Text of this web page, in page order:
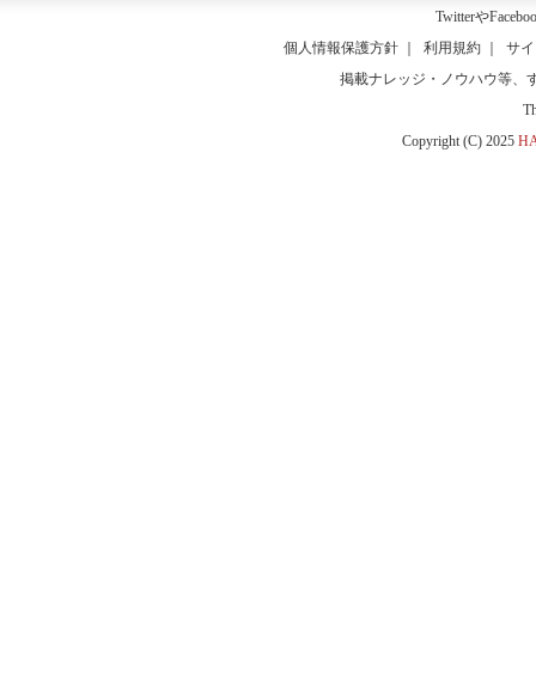
Twitterや
個人情報保護方針
利用規約
サ
掲載ナレッジ・ノウハウ等、
Copyright (C) 2025